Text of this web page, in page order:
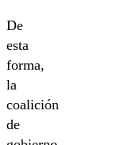
De
esta
forma,
la
coalición
de